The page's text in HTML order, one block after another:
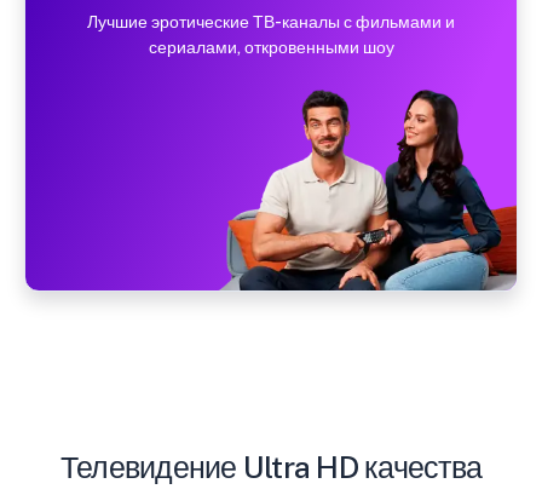
Лучшие эротические ТВ-каналы с фильмами и
сериалами, откровенными шоу
Телевидение Ultra HD качества